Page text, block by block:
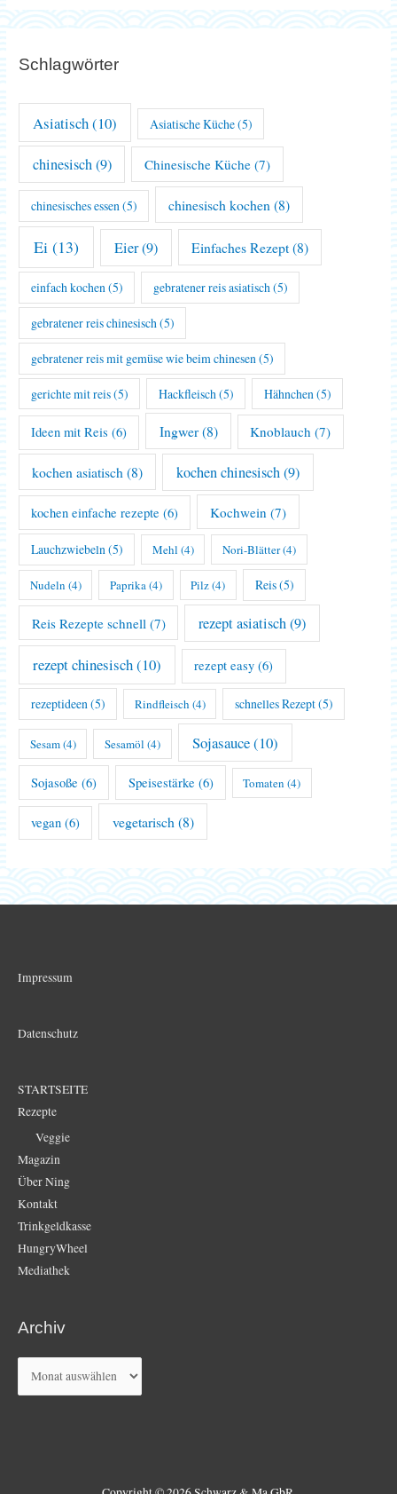
Schlagwörter
Asiatisch(10) Asiatische Küche(5)
chinesisch(9) Chinesische Küche (7)
chinesisches essen(5) chinesisch kochen (8)
Ei (13) Eier(9) Einfaches Rezept(8)
einfach kochen(5) gebratener reis asiatisch(5)
gebratener reis chinesisch (5)
gebratener reis mit gemüse wie beim chinesen (5)
gerichte mit reis(5) Hackfleisch (5) Hähnchen (5)
Ideen mit Reis (6) Ingwer(8) Knoblauch (7)
kochen asiatisch (8) kochen chinesisch(9)
kochen einfache rezepte (6) Kochwein (7)
Lauchzwiebeln(5) Mehl (4) Nori-Blätter(4)
Nudeln (4) Paprika(4) Pilz(4) Reis(5)
Reis Rezepte schnell (7) rezept asiatisch(9)
rezept chinesisch(10) rezept easy (6)
rezeptideen (5) Rindfleisch (4) schnelles Rezept(5)
Sesam(4) Sesamöl (4) Sojasauce(10)
Sojasoße (6) Speisestärke (6) Tomaten (4)
vegan (6) vegetarisch (8)
Impressum
Datenschutz
STARTSEITE
Rezepte
Veggie
Magazin
Über Ning
Kontakt
Trinkgeldkasse
HungryWheel
Mediathek
Archiv